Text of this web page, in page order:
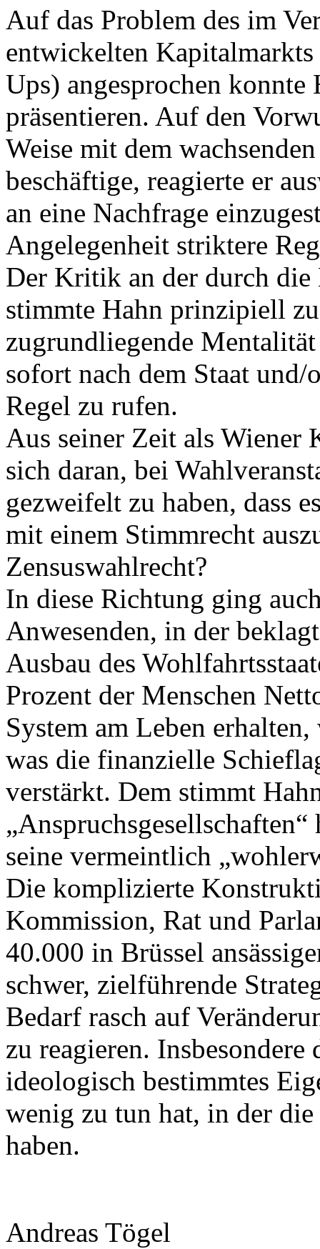
Auf das Problem des im
entwickelten
Ups) angesprochen
präsentieren. Auf den
Weise mit dem
beschäftige, reagierte er
an eine Nachfrage
Angelegenheit striktere
Der Kritik an der durch
stimmte Hahn prinzipiell
zugrundliegende
sofort nach dem Staat
Regel zu rufen.
Aus seiner Zeit als
sich daran, bei
gezweifelt zu haben, dass
mit einem Stimmrecht
Zensuswahlrecht?
In diese Richtung ging
Anwesenden, in der
Ausbau des
Prozent der Menschen
System am Leben
was die finanzielle
verstärkt. Dem stimmt
seine vermeintlich
Die komplizierte
Kommission, Rat und
40.000 in Brüssel
schwer, zielführende
Bedarf rasch auf
zu reagieren.
ideologisch bestimmtes
wenig zu tun hat, in der
haben.
Andreas Tögel